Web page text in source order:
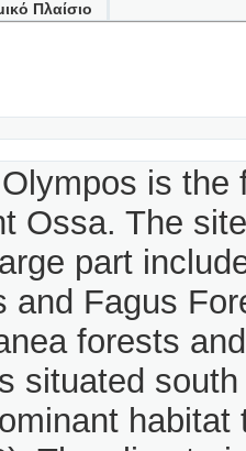
Πλαίσιο
is the
Ossa. The
part
and Fagus
forests
situated